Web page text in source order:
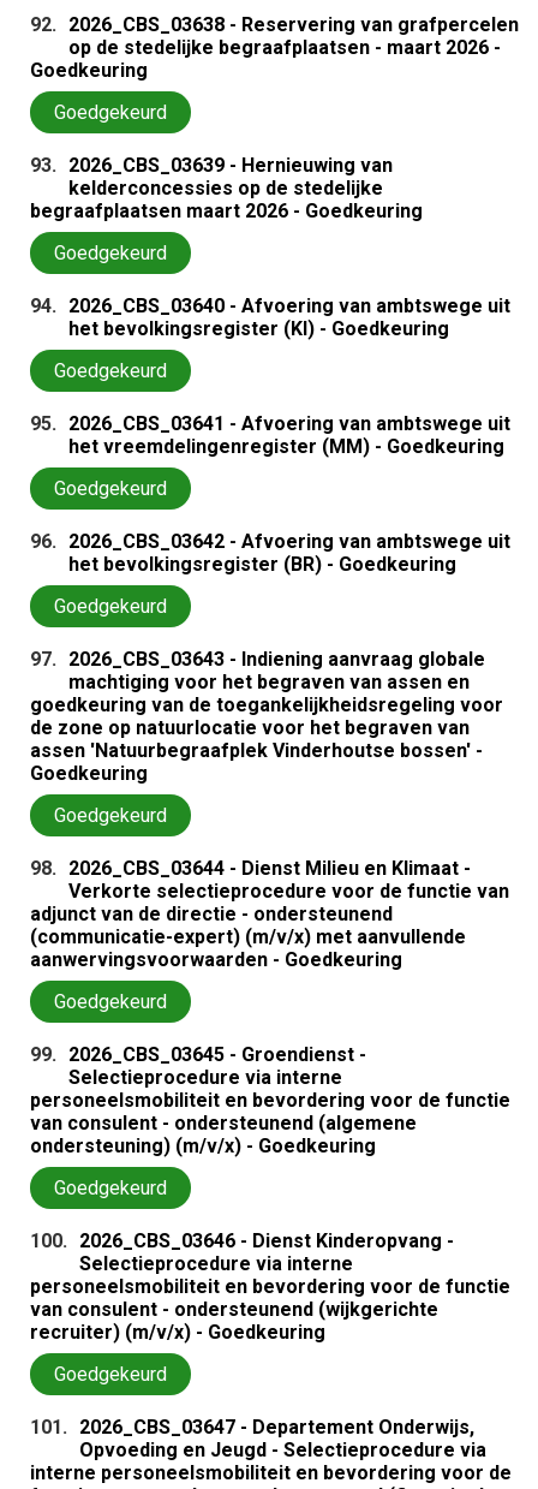
92. 2026_CBS_03638 - Reservering van grafpercelen
op de stedelijke begraafplaatsen - maart 2026 -
Goedkeuring
Goedgekeurd
93. 2026_CBS_03639 - Hernieuwing van
kelderconcessies op de stedelijke
begraafplaatsen maart 2026 - Goedkeuring
Goedgekeurd
94. 2026_CBS_03640 - Afvoering van ambtswege uit
het bevolkingsregister (KI) - Goedkeuring
Goedgekeurd
95. 2026_CBS_03641 - Afvoering van ambtswege uit
het vreemdelingenregister (MM) - Goedkeuring
Goedgekeurd
96. 2026_CBS_03642 - Afvoering van ambtswege uit
het bevolkingsregister (BR) - Goedkeuring
Goedgekeurd
97. 2026_CBS_03643 - Indiening aanvraag globale
machtiging voor het begraven van assen en
goedkeuring van de toegankelijkheidsregeling voor
de zone op natuurlocatie voor het begraven van
assen 'Natuurbegraafplek Vinderhoutse bossen' -
Goedkeuring
Goedgekeurd
98. 2026_CBS_03644 - Dienst Milieu en Klimaat -
Verkorte selectieprocedure voor de functie van
adjunct van de directie - ondersteunend
(communicatie-expert) (m/v/x) met aanvullende
aanwervingsvoorwaarden - Goedkeuring
Goedgekeurd
99. 2026_CBS_03645 - Groendienst -
Selectieprocedure via interne
personeelsmobiliteit en bevordering voor de functie
van consulent - ondersteunend (algemene
ondersteuning) (m/v/x) - Goedkeuring
Goedgekeurd
100. 2026_CBS_03646 - Dienst Kinderopvang -
Selectieprocedure via interne
personeelsmobiliteit en bevordering voor de functie
van consulent - ondersteunend (wijkgerichte
recruiter) (m/v/x) - Goedkeuring
Goedgekeurd
101. 2026_CBS_03647 - Departement Onderwijs,
Opvoeding en Jeugd - Selectieprocedure via
interne personeelsmobiliteit en bevordering voor de